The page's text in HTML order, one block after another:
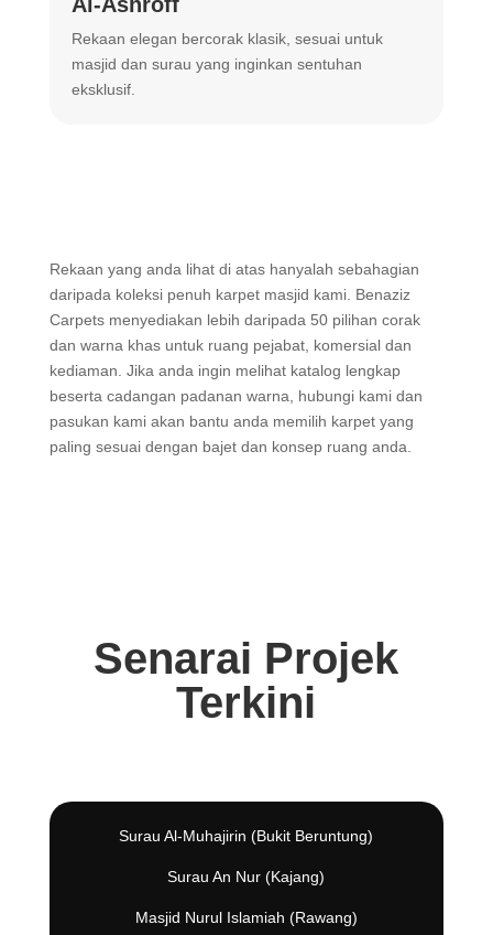
Rekaan elegan bercorak klasik, sesuai untuk
masjid dan surau yang inginkan sentuhan
eksklusif.
Rekaan yang anda lihat di atas hanyalah sebahagian
daripada koleksi penuh karpet masjid kami. Benaziz
Carpets menyediakan lebih daripada 50 pilihan corak
dan warna khas untuk ruang pejabat, komersial dan
kediaman. Jika anda ingin melihat katalog lengkap
beserta cadangan padanan warna, hubungi kami dan
pasukan kami akan bantu anda memilih karpet yang
paling sesuai dengan bajet dan konsep ruang anda.
Senarai Projek
Terkini
Surau Al-Muhajirin (Bukit Beruntung)
Surau An Nur (Kajang)
Masjid Nurul Islamiah (Rawang)